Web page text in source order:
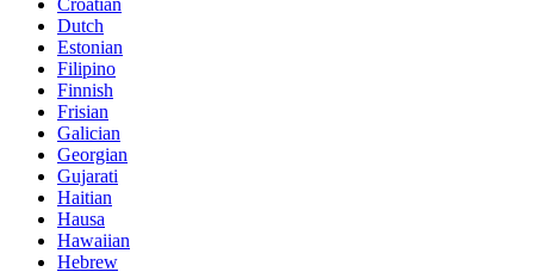
Croatian
Dutch
Estonian
Filipino
Finnish
Frisian
Galician
Georgian
Gujarati
Haitian
Hausa
Hawaiian
Hebrew